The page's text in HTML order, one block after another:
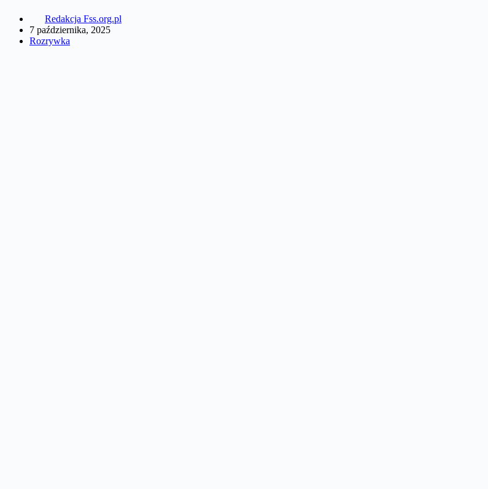
Redakcja Fss.org.pl
7 października, 2025
Rozrywka